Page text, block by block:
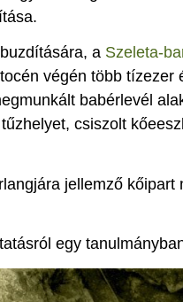
a Szeleta-
végén több tízezer
babérlevél
csiszolt
jellemző kőipart
egy